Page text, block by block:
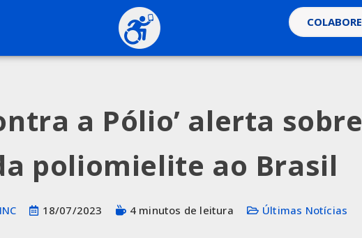
COLABORE
a Pólio’ alerta sobre
poliomielite ao Brasil
18/07/2023 4 minutos de leitura Últimas Notícias